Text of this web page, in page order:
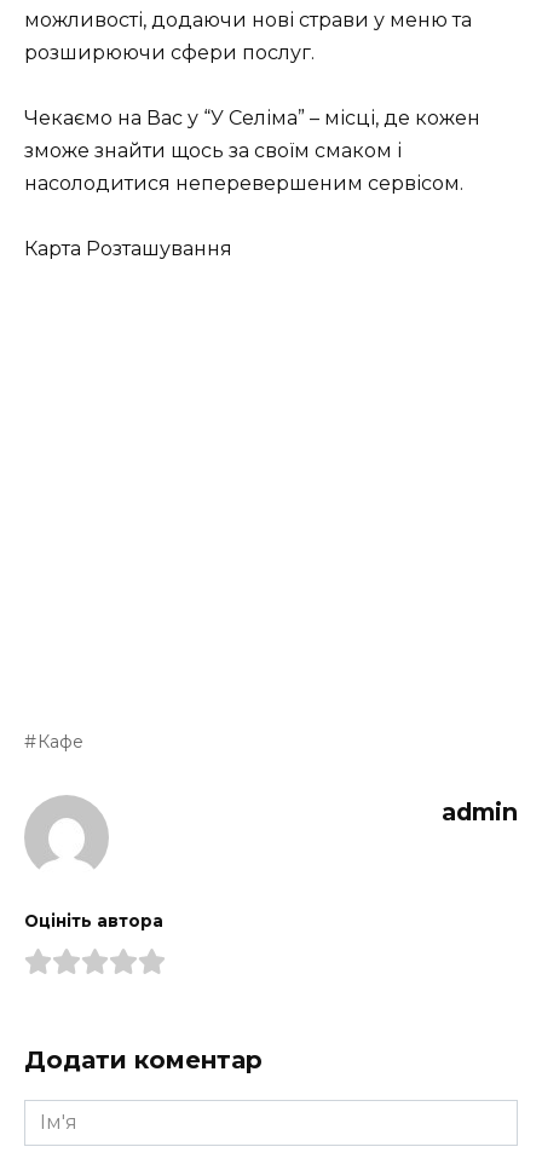
можливості, додаючи нові страви у меню та
розширюючи сфери послуг.
Чекаємо на Вас у “У Селіма” – місці, де кожен
зможе знайти щось за своїм смаком і
насолодитися неперевершеним сервісом.
Карта Розташування
Кафе
admin
Оцініть автора
Додати коментар
Ім'я
*